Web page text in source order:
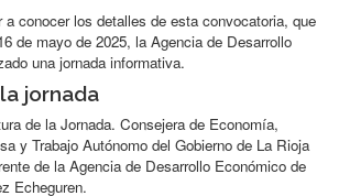
a conocer los detalles de esta convocatoria, que
de mayo de 2025, la Agencia de Desarrollo
una jornada informativa.
jornada
de la Jornada. Consejera de Economía,
y Trabajo Autónomo del Gobierno de La Rioja
de la Agencia de Desarrollo Económico de
Echeguren.